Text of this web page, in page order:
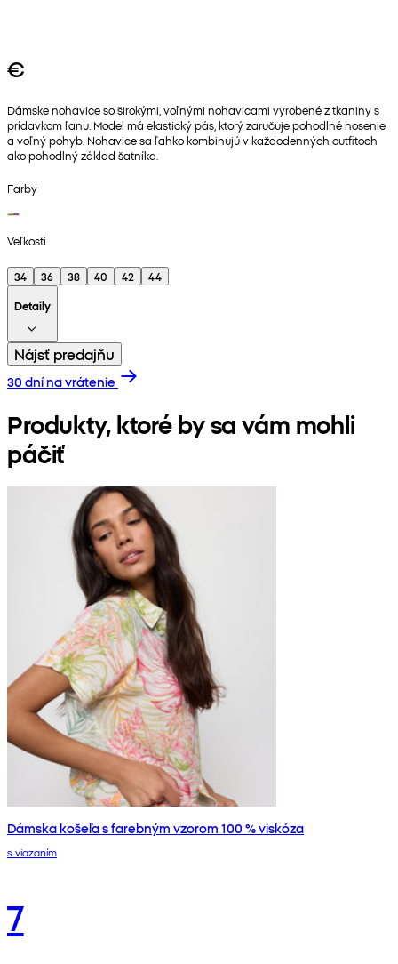
€
Dámske nohavice so širokými, voľnými nohavicami vyrobené z tkaniny s
prídavkom ľanu. Model má elastický pás, ktorý zaručuje pohodlné nosenie
a voľný pohyb. Nohavice sa ľahko kombinujú v každodenných outfitoch
ako pohodlný základ šatníka.
Farby
Veľkosti
34 36 38 40 42
44
Detaily
Nájsť predajňu
30 dní na vrátenie
Produkty, ktoré by sa vám mohli
páčiť
Dámska košeľa s farebným vzorom 100 % viskóza
s viazaním
7